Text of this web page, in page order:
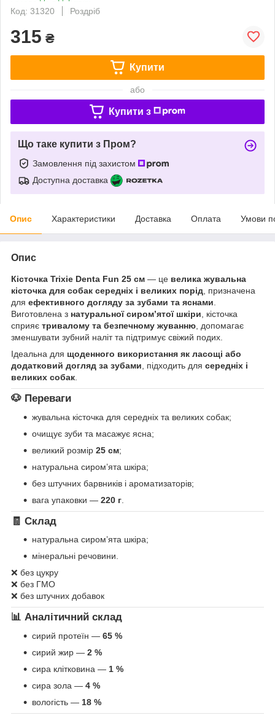
Код: 31320
Роздріб
315 ₴
Купити
або
Купити з
Що таке купити з Пром?
Замовлення під захистом
Доступна доставка
Опис Характеристики Доставка Оплата Умови
Опис
Кісточка Trixie Denta Fun 25 см — це велика жувальна
кісточка для собак середніх і великих порід , призначена
для ефективного догляду за зубами та яснами
Виготовлена з натуральної сиром’ятої шкіри , кісточка
сприяє тривалому та безпечному жуванню , допомагає
зменшувати зубний наліт та підтримує свіжий подих.
Ідеальна для щоденного використання як ласощі або
додатковий догляд за зубами , підходить для середніх і
великих собак
🐶 Переваги
жувальна кісточка для середніх та великих собак;
очищує зуби та масажує ясна;
великий розмір 25 см;
натуральна сиром’ята шкіра;
без штучних барвників і ароматизаторів;
вага упаковки — 220 г
🧾 Склад
натуральна сиром’ята шкіра;
мінеральні речовини.
❌ без цукру
❌ без ГМО
❌ без штучних добавок
📊 Аналітичний склад
сирий протеїн — 65 %
сирий жир — 2 %
сира клітковина — 1 %
сира зола — 4 %
вологість — 18 %